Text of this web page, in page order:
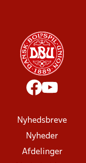
Nyhedsbreve
Nyheder
Afdelinger